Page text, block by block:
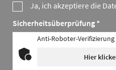
Ja, ich akzeptiere die
Sicherheitsüberprüfung *
Anti-Roboter-Verifizierung
Hier